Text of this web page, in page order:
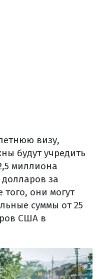
визу,
будут учредить
миллиона
за
они могут
суммы от 25
США в